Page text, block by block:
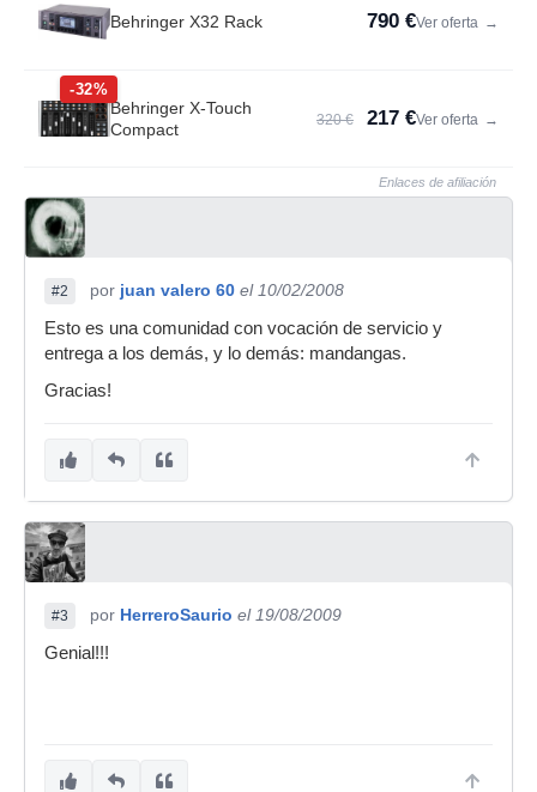
Behringer X32 Rack 790 €Ver oferta →
-32%
Behringer X-Touch
Compact
320 € 217 €Ver oferta →
Enlaces de afiliación
#2 por juan valero 60 el 10/02/2008
Esto es una comunidad con vocación de servicio y
entrega a los demás, y lo demás: mandangas.
Gracias!
#3 por HerreroSaurio el 19/08/2009
Genial!!!